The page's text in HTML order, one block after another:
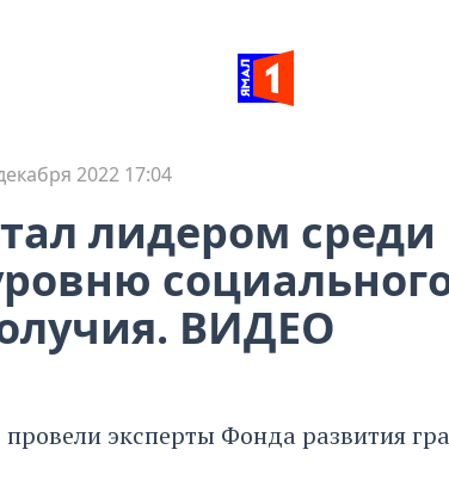
2022 17:04
лидером среди
ВИДЕО
эксперты Фонда развития